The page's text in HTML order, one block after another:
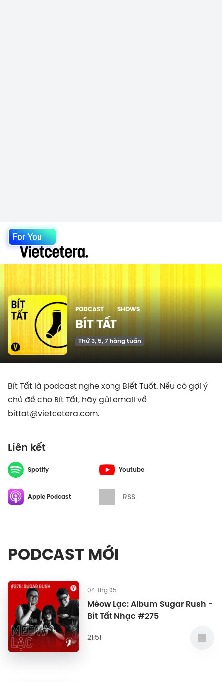
For You
PODCAST SHOWS
BÍT TẤT
Thứ 3, 5, 7 hàng tuần
Bít Tất là podcast nghe xong Biết Tuốt. Nếu có gợi ý
chủ đề cho Bít Tất, hãy gửi email về
bittat@vietcetera.com.
Liên kết
Spotify Youtube
Apple Podcast RSS
PODCAST MỚI
04 Thg 05
Mèow Lạc: Album Sugar Rush -
Bít Tất Nhạc #275
21:51